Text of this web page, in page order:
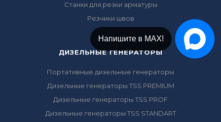
Станки для резки арматуры
Резчики швов
ДИЗЕЛЬНЫЕ ГЕНЕРАТОРЫ
Портативные дизельные генераторы
Дизельные генераторы TSS PREMIUM
Дизельные генераторы TSS PROF
Дизельные генераторы TSS STANDART
Напишите в Telegram!